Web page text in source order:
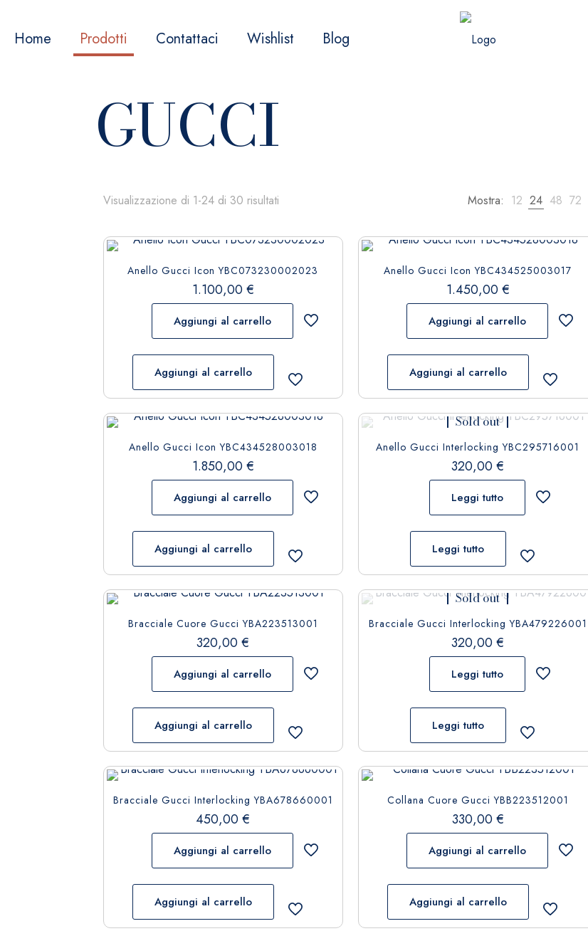
Home Prodotti Contattaci Wishlist Blog
GUCCI
Visualizzazione di 1-24 di 30 risultati Mostra: 12 24 48 72
Anello Gucci Icon YBC073230002023
1.100,00€
Aggiungi al carrello
Aggiungi al carrello
Anello Gucci Icon YBC434525003017
1.450,00€
Aggiungi al carrello
Aggiungi al carrello
Anello Gucci Icon YBC434528003018
1.850,00€
Aggiungi al carrello
Aggiungi al carrello
Sold out
Anello Gucci Interlocking YBC295716001
320,00€
Leggi tutto
Leggi tutto
Bracciale Cuore Gucci YBA223513001
320,00€
Aggiungi al carrello
Aggiungi al carrello
Sold out
Bracciale Gucci Interlocking YBA479226001
320,00€
Leggi tutto
Leggi tutto
Bracciale Gucci Interlocking YBA678660001
450,00€
Aggiungi al carrello
Aggiungi al carrello
Collana Cuore Gucci YBB223512001
330,00€
Aggiungi al carrello
Aggiungi al carrello